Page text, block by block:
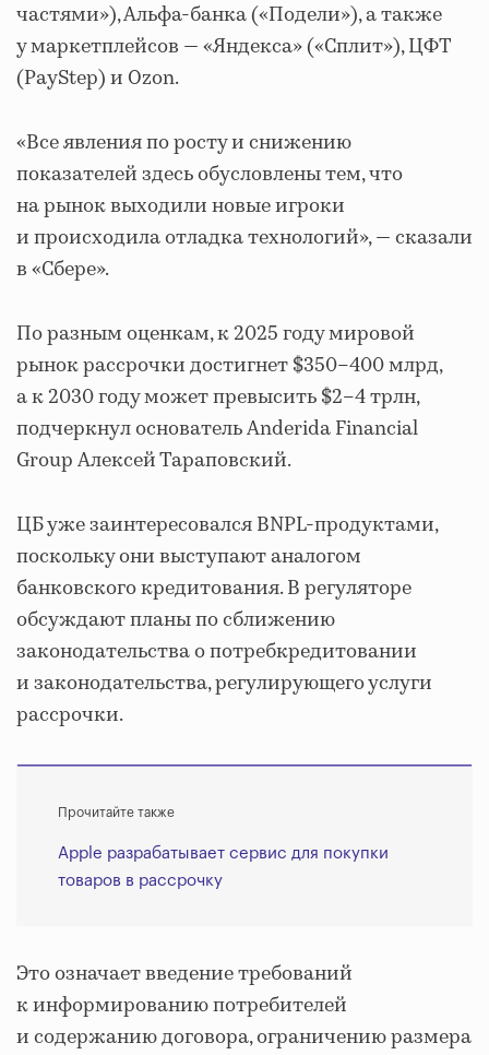
частями»), Альфа-банка («Подели»), а также
у маркетплейсов — «Яндекса» («Сплит»), ЦФТ
(PayStep) и Ozon.
«Все явления по росту и снижению
показателей здесь обусловлены тем, что
на рынок выходили новые игроки
и происходила отладка технологий», — сказали
в «Сбере».
По разным оценкам, к 2025 году мировой
рынок рассрочки достигнет $350–400 млрд,
а к 2030 году может превысить $2–4 трлн,
подчеркнул основатель Anderida Financial
Group Алексей Тараповский.
ЦБ уже заинтересовался BNPL-продуктами,
поскольку они выступают аналогом
банковского кредитования. В регуляторе
обсуждают планы по сближению
законодательства о потребкредитовании
и законодательства, регулирующего услуги
рассрочки.
Прочитайте также
Apple разрабатывает сервис для покупки
товаров в рассрочку
Это означает введение требований
к информированию потребителей
и содержанию договора, ограничению размера